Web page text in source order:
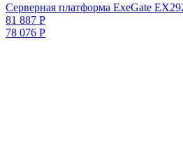
Серверная платформа ExeGate
81 887 Р
78 076 Р